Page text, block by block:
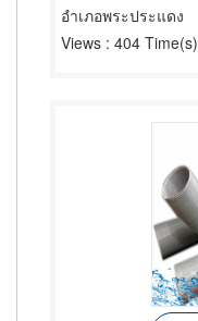
อำเภอพระประแดง
Views : 404 Time(s)